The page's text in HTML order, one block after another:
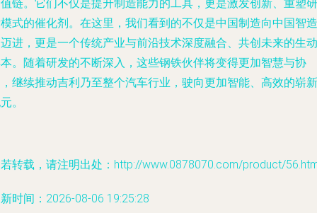
链。它们不仅是提升制造能力的工具，更是激发创新、重塑研
式的催化剂。在这里，我们看到的不仅是中国制造向中国智造
进，更是一个传统产业与前沿技术深度融合、共创未来的生动
。随着研发的不断深入，这些钢铁伙伴将变得更加智慧与协
继续推动吉利乃至整个汽车行业，驶向更加智能、高效的崭新
。
转载，请注明出处：http://www.0878070.com/product/
时间：2026-08-06 19:25:28